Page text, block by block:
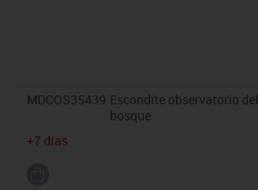
MDCOS35439 Escondite observatorio del
bosque
+7 días